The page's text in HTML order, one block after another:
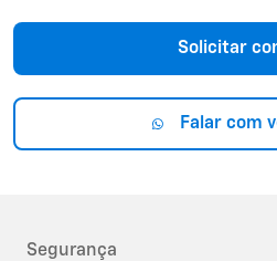
Solicitar
Falar com
Segurança